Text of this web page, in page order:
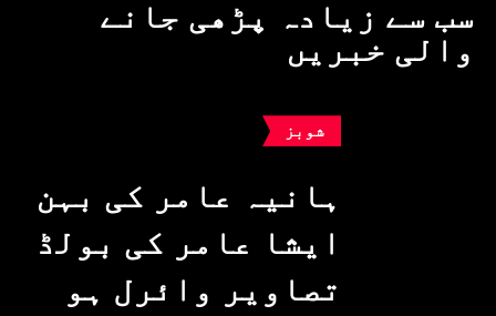
سب سے زیادہ پڑھی جانے
والی خبریں
شوبز
ہانیہ عامر کی بہن
ایشا عامر کی بولڈ
تصاویر وائرل ہو